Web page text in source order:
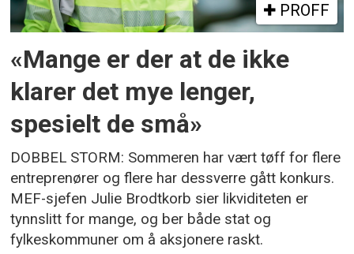
PROFF
«Mange er der at de ikke
klarer det mye lenger,
spesielt de små»
DOBBEL STORM: Sommeren har vært tøff for flere
entreprenører og flere har dessverre gått konkurs.
MEF-sjefen Julie Brodtkorb sier likviditeten er
tynnslitt for mange, og ber både stat og
fylkeskommuner om å aksjonere raskt.